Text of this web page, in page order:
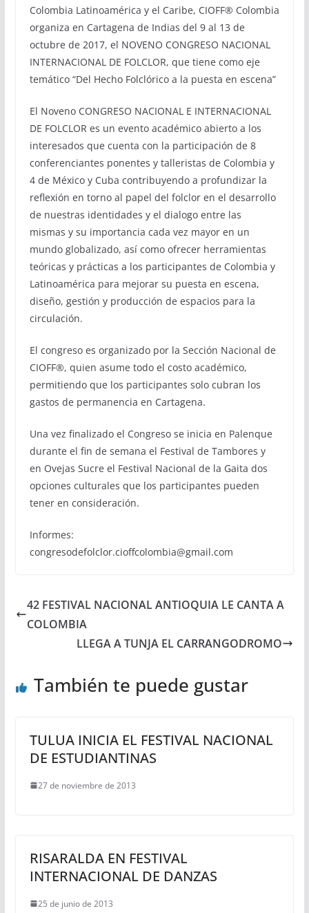
Colombia Latinoamérica y el Caribe, CIOFF® Colombia
organiza en Cartagena de Indias del 9 al 13 de
octubre de 2017, el NOVENO CONGRESO NACIONAL
INTERNACIONAL DE FOLCLOR, que tiene como eje
temático “Del Hecho Folclórico a la puesta en escena”
El Noveno CONGRESO NACIONAL E INTERNACIONAL
DE FOLCLOR es un evento académico abierto a los
interesados que cuenta con la participación de 8
conferenciantes ponentes y talleristas de Colombia y
4 de México y Cuba contribuyendo a profundizar la
reflexión en torno al papel del folclor en el desarrollo
de nuestras identidades y el dialogo entre las
mismas y su importancia cada vez mayor en un
mundo globalizado, así como ofrecer herramientas
teóricas y prácticas a los participantes de Colombia y
Latinoamérica para mejorar su puesta en escena,
diseño, gestión y producción de espacios para la
circulación.
El congreso es organizado por la Sección Nacional de
CIOFF®, quien asume todo el costo académico,
permitiendo que los participantes solo cubran los
gastos de permanencia en Cartagena.
Una vez finalizado el Congreso se inicia en Palenque
durante el fin de semana el Festival de Tambores y
en Ovejas Sucre el Festival Nacional de la Gaita dos
opciones culturales que los participantes pueden
tener en consideración.
Informes:
congresodefolclor.cioffcolombia@gmail.com
42 FESTIVAL NACIONAL ANTIOQUIA LE CANTA A
COLOMBIA
LLEGA A TUNJA EL CARRANGODROMO
También te puede gustar
TULUA INICIA EL FESTIVAL NACIONAL
DE ESTUDIANTINAS
27 de noviembre de 2013
RISARALDA EN FESTIVAL
INTERNACIONAL DE DANZAS
25 de junio de 2013